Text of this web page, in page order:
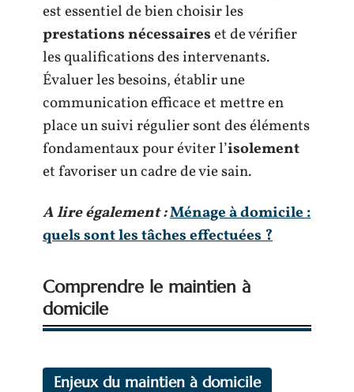
est essentiel de bien choisir les
prestations nécessaireset de vérifier
les qualifications des intervenants.
Évaluer les besoins, établir une
communication efficace et mettre en
place un suivi régulier sont des éléments
fondamentaux pour éviter l’isolement
et favoriser un cadre de vie sain.
A lire également :Ménage à domicile :
quels sont les tâches effectuées ?
Comprendre le maintien à
domicile
Enjeux du maintien à domicile